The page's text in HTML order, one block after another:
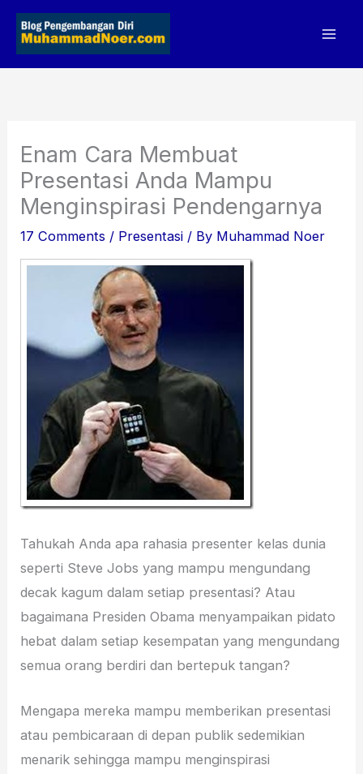
Skip
Enam Cara Membuat
Presentasi Anda Mampu
Menginspirasi Pendengarnya
17 Comments / Presentasi / By Muhammad Noer
Tahukah Anda apa rahasia presenter kelas dunia
seperti Steve Jobs yang mampu mengundang
decak kagum dalam setiap presentasi? Atau
bagaimana Presiden Obama menyampaikan pidato
hebat dalam setiap kesempatan yang mengundang
semua orang berdiri dan bertepuk tangan?
Mengapa mereka mampu memberikan presentasi
atau pembicaraan di depan publik sedemikian
menarik sehingga mampu menginspirasi